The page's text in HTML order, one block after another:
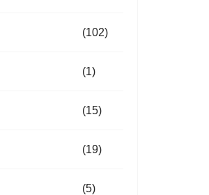
(102)
(1)
(15)
(19)
(5)